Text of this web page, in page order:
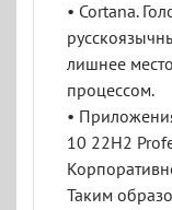
• Cortana.
лишнее
процессом.
•
10 22H2
Таким